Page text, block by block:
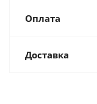
Оплата
Доставка